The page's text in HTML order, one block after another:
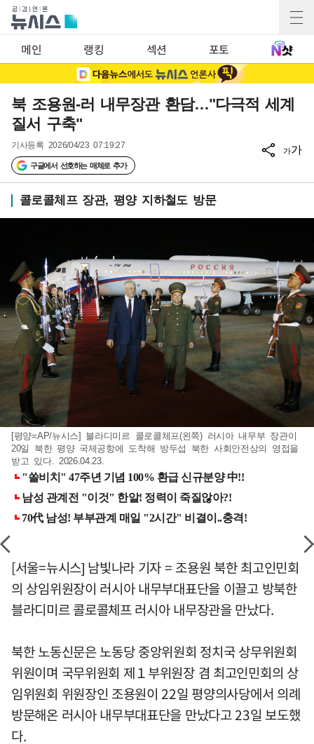
메인 랭킹 섹션 포토
북 조용원-러 내무장관 환담…"다극적 세계
질서 구축"
기사등록 2026/04/23 07:19:27
구글에서 선호하는 매체로 추가
가가
콜로콜체프 장관, 평양 지하철도 방문
[평양=AP/뉴시스] 블라디미르 콜로콜체프(왼쪽) 러시아 내무부 장관이
20일 북한 평양 국제공항에 도착해 방두섭 북한 사회안전상의 영접을
받고 있다. 2026.04.23.
[서울=뉴시스] 남빛나라 기자 = 조용원 북한 최고인민회
의 상임위원장이 러시아 내무부대표단을 이끌고 방북한
블라디미르 콜로콜체프 러시아 내무장관을 만났다.
북한 노동신문은 노동당 중앙위원회 정치국 상무위원회
위원이며 국무위원회 제１부위원장 겸 최고인민회의 상
임위원회 위원장인 조용원이 22일 평양의사당에서 의례
방문해온 러시아 내무부대표단을 만났다고 23일 보도했
다.